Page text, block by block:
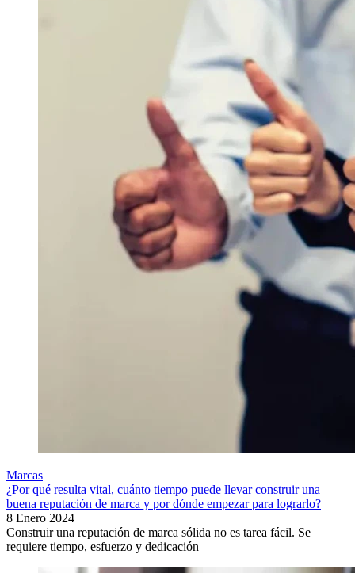
Marcas
¿Por qué resulta vital, cuánto tiempo puede llevar construir una
buena reputación de marca y por dónde empezar para lograrlo?
8 Enero 2024
Construir una reputación de marca sólida no es tarea fácil. Se
requiere tiempo, esfuerzo y dedicación